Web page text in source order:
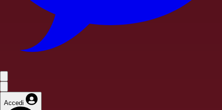
Accedi